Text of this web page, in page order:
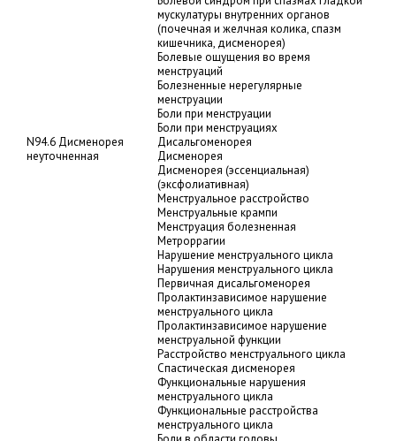
N94.6 Дисменорея
неуточненная
мускулатуры внутренних органов
(почечная и желчная колика, спазм
кишечника, дисменорея)
Болевые ощущения во время
менструаций
Болезненные нерегулярные
менструации
Боли при менструации
Боли при менструациях
Дисальгоменорея
Дисменорея
Дисменорея (эссенциальная)
(эксфолиативная)
Менструальное расстройство
Менструальные крампи
Менструация болезненная
Метроррагии
Нарушение менструального цикла
Нарушения менструального цикла
Первичная дисальгоменорея
Пролактинзависимое нарушение
менструального цикла
Пролактинзависимое нарушение
менструальной функции
Расстройство менструального цикла
Спастическая дисменорея
Функциональные нарушения
менструального цикла
Функциональные расстройства
менструального цикла